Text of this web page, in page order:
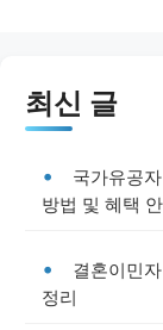
최신 글
국가유공
방법 및 혜택
결혼이민
정리